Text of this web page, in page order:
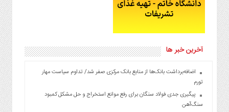
آخرین خبر ها
اضافه‌برداشت بانک‌ها از منابع بانک مرکزی صفر شد/ تداوم سیاست مهار
تورم
پیگیری جدی فولاد سنگان برای رفع موانع استخراج و حل مشکل کمبود
سنگ‌آهن